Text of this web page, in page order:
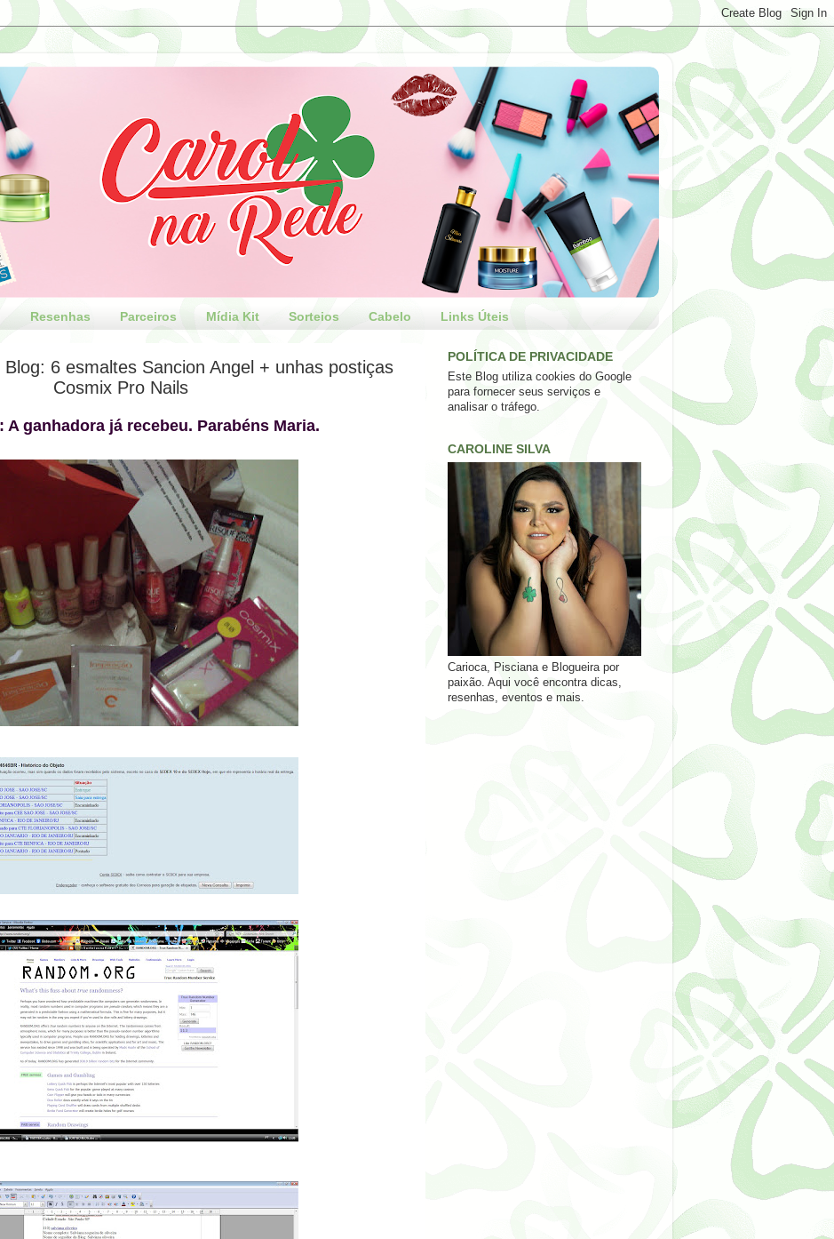
Resenhas Parceiros Mídia Kit Sorteios Cabelo Links Úteis
6 esmaltes Sancion Angel + unhas postiças
Cosmix Pro Nails
A ganhadora já recebeu. Parabéns Maria.
POLÍTICA DE PRIVACIDADE
Este Blog utiliza cookies do Google
para fornecer seus serviços e
analisar o tráfego.
CAROLINE SILVA
Carioca, Pisciana e Blogueira por
paixão. Aqui você encontra dicas,
resenhas, eventos e mais.